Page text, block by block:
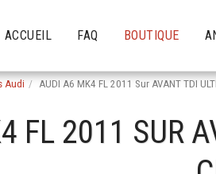
ACCUEIL FAQ BOUTIQUE
Audi AUDI A6 MK4 FL 2011 Sur AVANT TDI
FL 2011 SUR